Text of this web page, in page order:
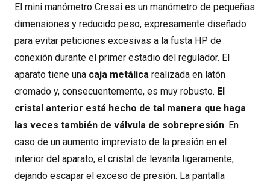
El mini manómetro Cressi es un manómetro de pequeñas
dimensiones y reducido peso, expresamente diseñado
para evitar peticiones excesivas a la fusta HP de
conexión durante el primer estadio del regulador. El
aparato tiene una caja metálica realizada en latón
cromado y, consecuentemente, es muy robusto. El
cristal anterior está hecho de tal manera que haga
las veces también de válvula de sobrepresión. En
caso de un aumento imprevisto de la presión en el
interior del aparato, el cristal de levanta ligeramente,
dejando escapar el exceso de presión. La pantalla